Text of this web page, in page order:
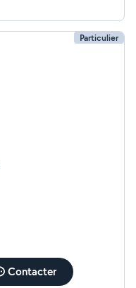
Particulier
Contacter